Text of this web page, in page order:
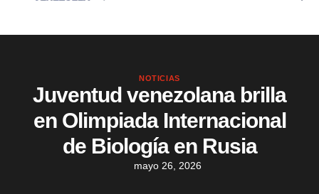
NOTICIAS
Juventud venezolana brilla
en Olimpiada Internacional
de Biología en Rusia
mayo 26, 2026